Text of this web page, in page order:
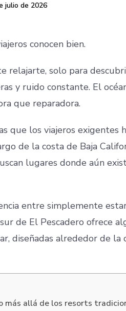
julio de 2026
conocen bien.
relajarte, solo para
y ruido constante. El
que reparadora.
que los viajeros exigentes
de la costa de Baja
lugares donde aún
entre simplemente
de El Pescadero ofrece
diseñadas alrededor de la
más allá de los resorts